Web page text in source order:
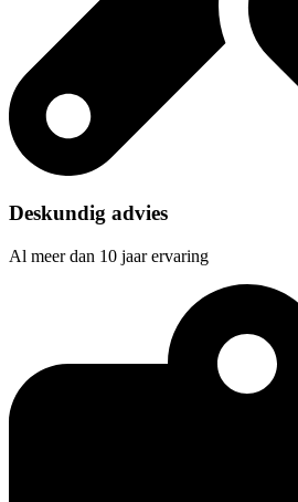
Deskundig advies
Al meer dan 10 jaar ervaring